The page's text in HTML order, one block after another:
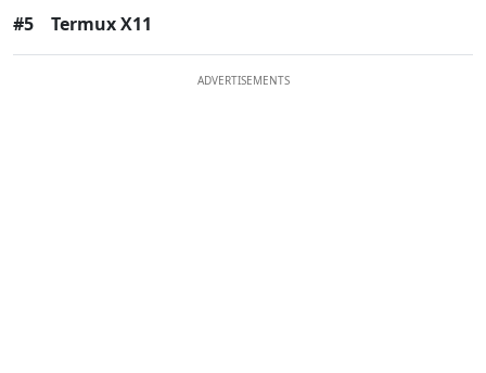
#5 Termux X11
ADVERTISEMENTS